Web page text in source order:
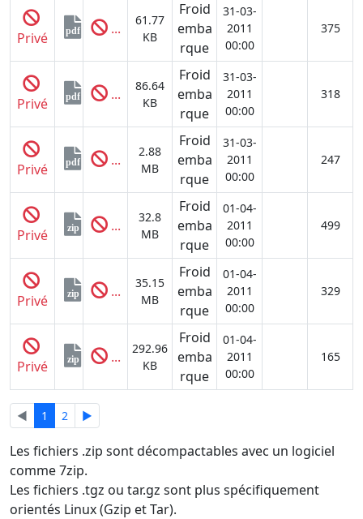
Privé pdf ...
61.77
KB
Froid
emba
rque
31-03-
2011
00:00
375
Privé pdf ...
86.64
KB
Froid
emba
rque
31-03-
2011
00:00
318
Privé pdf ...
2.88
MB
Froid
emba
rque
31-03-
2011
00:00
247
Privé zip ...
32.8
MB
Froid
emba
rque
01-04-
2011
00:00
499
Privé zip ...
35.15
MB
Froid
emba
rque
01-04-
2011
00:00
329
Privé zip ...
292.96
KB
Froid
emba
rque
01-04-
2011
00:00
165
◄ 1 2 ►
Les fichiers .zip sont décompactables avec un logiciel
comme 7zip.
Les fichiers .tgz ou tar.gz sont plus spécifiquement
orientés Linux (Gzip et Tar).